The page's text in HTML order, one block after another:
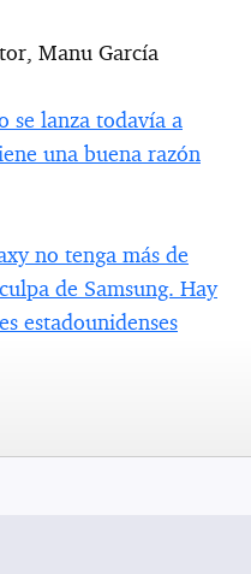
Manu García
se lanza todavía a
una buena razón
no tenga más de
de Samsung. Hay
estadounidenses